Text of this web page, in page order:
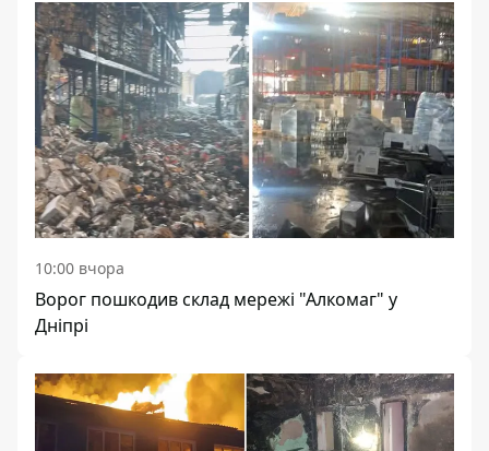
10:00 вчора
Ворог пошкодив склад мережі "Алкомаг" у
Дніпрі